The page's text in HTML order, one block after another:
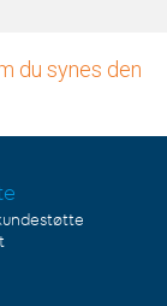
du synes den